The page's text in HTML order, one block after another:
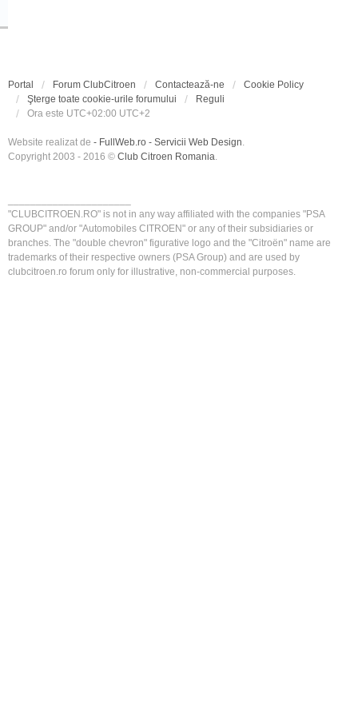
Portal Forum ClubCitroen Contactează-ne
Cookie Policy
Şterge toate cookie-urile forumului
Reguli
Ora este UTC+02:00 UTC+2
Website realizat de - FullWeb.ro - Servicii Web Design.
Copyright 2003 - 2016 © Club Citroen Romania.
"CLUBCITROEN.RO" is not in any way affiliated with the companies "PSA
GROUP" and/or "Automobiles CITROEN" or any of their subsidiaries or
branches. The "double chevron" figurative logo and the "Citroën" name are
trademarks of their respective owners (PSA Group) and are used by
clubcitroen.ro forum only for illustrative, non-commercial purposes.